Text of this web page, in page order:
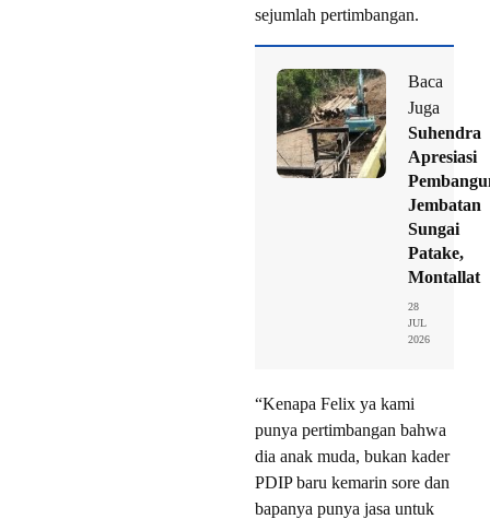
sejumlah pertimbangan.
Baca
Juga
Suhendra
Apresiasi
Jembatan
Sungai
Patake,
Montallat
28
JUL
2026
“Kenapa Felix ya kami
punya pertimbangan bahwa
dia anak muda, bukan kader
PDIP baru kemarin sore dan
bapanya punya jasa untuk